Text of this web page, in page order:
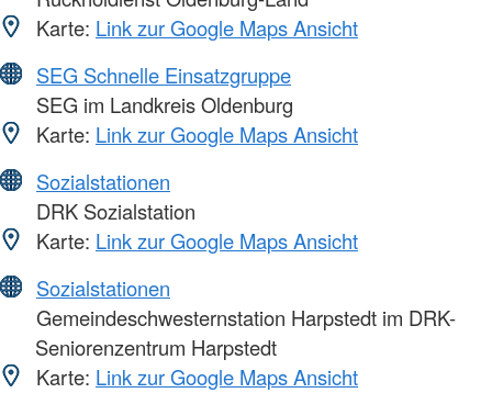
Karte: Link zur Google Maps Ansicht
SEG Schnelle Einsatzgruppe
SEG im Landkreis Oldenburg
Karte: Link zur Google Maps Ansicht
Sozialstationen
DRK Sozialstation
Karte: Link zur Google Maps Ansicht
Sozialstationen
Gemeindeschwesternstation Harpstedt im DRK-
Seniorenzentrum Harpstedt
Karte: Link zur Google Maps Ansicht